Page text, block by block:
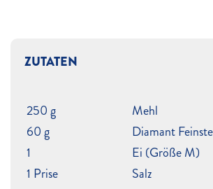
ZUTATEN
250 g
Mehl
60 g
Diamant
1
Ei (Größe M)
1 Prise
Salz